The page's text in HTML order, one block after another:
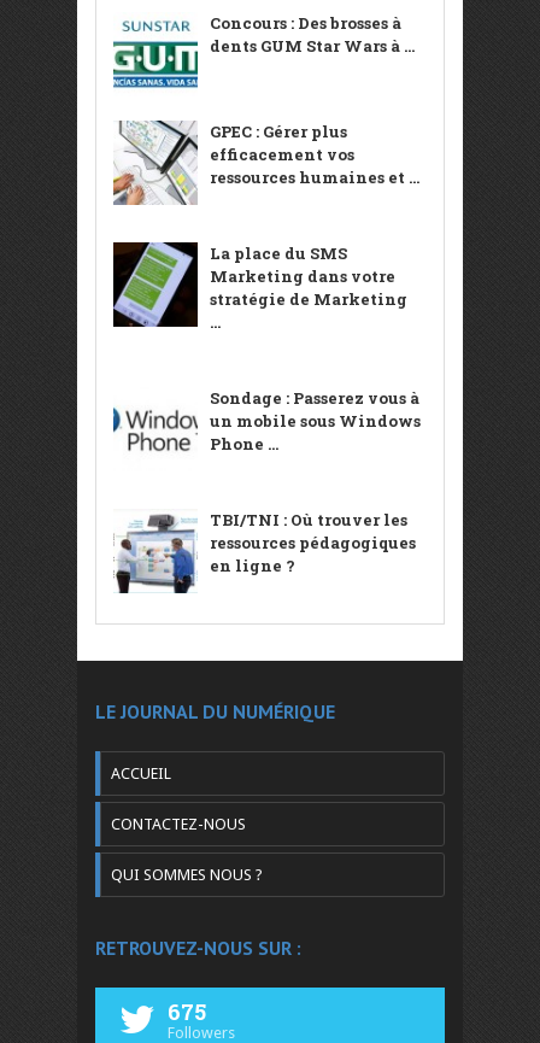
Concours : Des brosses à
dents GUM Star Wars à ...
GPEC : Gérer plus
efficacement vos
ressources humaines et ...
La place du SMS
Marketing dans votre
stratégie de Marketing
...
Sondage : Passerez vous à
un mobile sous Windows
Phone ...
TBI/TNI : Où trouver les
ressources pédagogiques
en ligne ?
LE JOURNAL DU NUMÉRIQUE
ACCUEIL
CONTACTEZ-NOUS
QUI SOMMES NOUS ?
RETROUVEZ-NOUS SUR :
675
Followers